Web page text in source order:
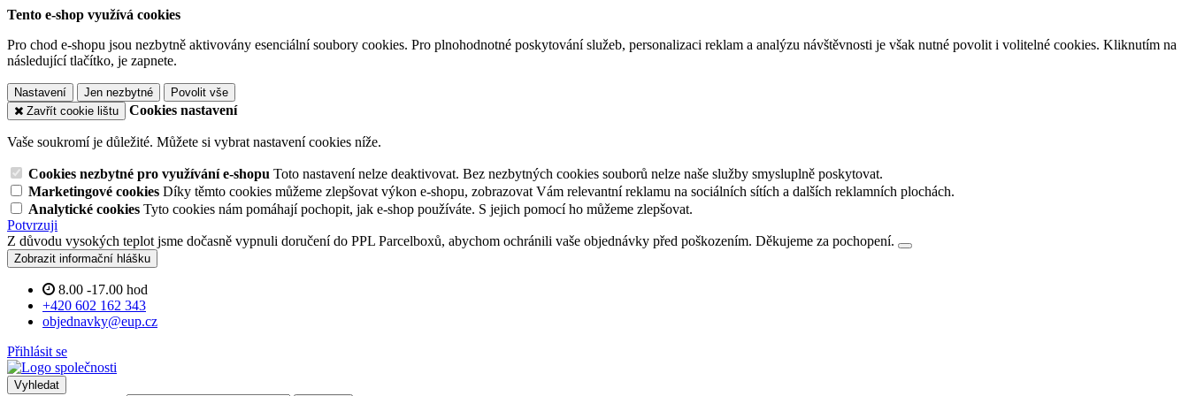
Tento e-shop využívá cookies
Pro chod e-shopu jsou nezbytně aktivovány esenciální soubory cookies. Pro plnohodnotné poskytování služeb, personalizaci reklam a analýzu návštěvnosti je však nutné povolit i volitelné cookies. Kliknutím na
následující tlačítko, je zapnete.
Nastavení Jen nezbytné
Povolit vše
Zavřít cookie lištu
Cookies nastavení
Vaše soukromí je důležité. Můžete si vybrat nastavení cookies níže.
Cookies nezbytné pro využívání e-shopu Toto nastavení nelze deaktivovat. Bez nezbytných cookies souborů nelze naše služby smysluplně poskytovat.
Marketingové cookies Díky těmto cookies můžeme zlepšovat výkon e-shopu, zobrazovat Vám relevantní reklamu na sociálních sítích a dalších reklamních plochách.
Analytické cookies Tyto cookies nám pomáhají pochopit, jak e-shop používáte. S jejich pomocí ho můžeme zlepšovat.
Potvrzuji
Z důvodu vysokých teplot jsme dočasně vypnuli doručení do PPL Parcelboxů, abychom ochránili vaše objednávky před poškozením. Děkujeme za pochopení.
Zobrazit informační hlášku
8.00 -17.00 hod
+420 602 162 343
objednavky@eup.cz
Přihlásit se
Vyhledat